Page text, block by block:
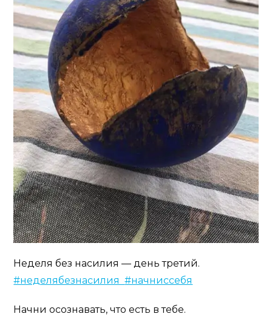
Неделя без насилия — день третий.
#неделябезнасилия#начниссебя
Начни осознавать, что есть в тебе.